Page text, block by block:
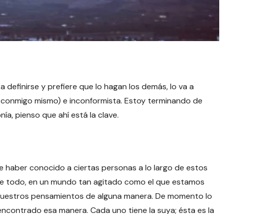
definirse y prefiere que lo hagan los demás, lo va a
mismo) e inconformista. Estoy terminando de
pienso que ahí está la clave.
haber conocido a ciertas personas a lo largo de estos
todo, en un mundo tan agitado como el que estamos
pensamientos de alguna manera. De momento lo
esa manera. Cada uno tiene la suya; ésta es la